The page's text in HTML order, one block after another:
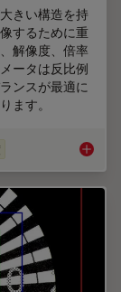
きい構造を持
するために重
解像度、倍率
ータは反⽐例
ンスが最適に
ます。
顕微鏡